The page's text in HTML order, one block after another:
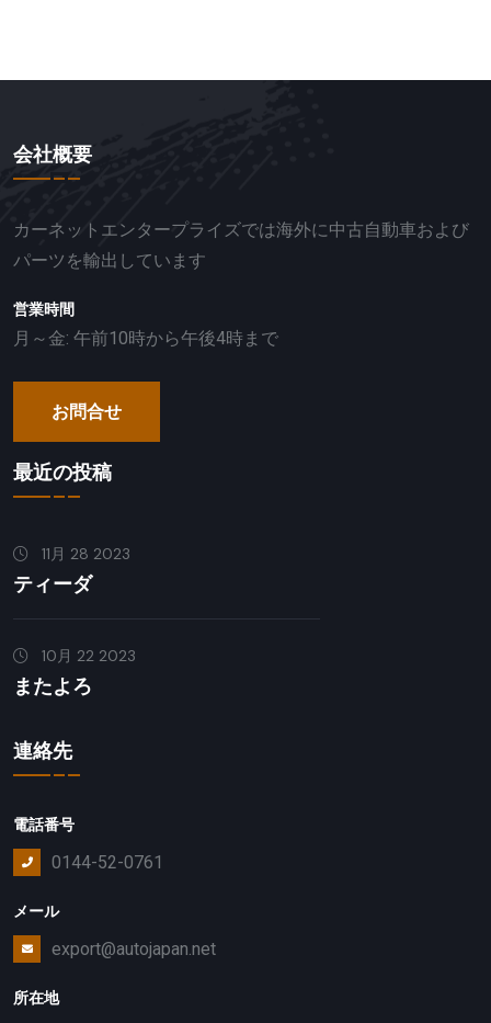
会社概要
カーネットエンタープライズでは海外に中古自動車および
パーツを輸出しています
営業時間
月～金: 午前10時から午後4時まで
お問合せ
最近の投稿
11月 28 2023
ティーダ
10月 22 2023
またよろ
連絡先
電話番号
0144-52-0761
メール
export@autojapan.net
所在地